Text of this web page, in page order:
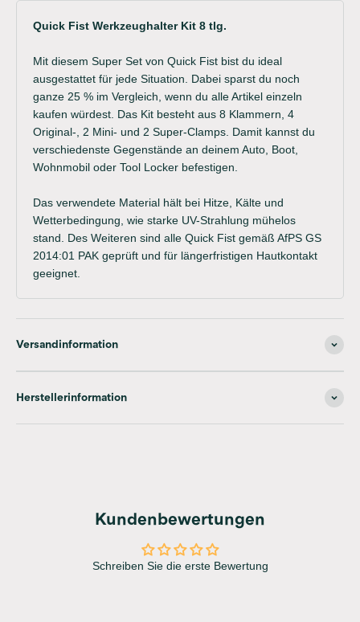
Quick Fist Werkzeughalter Kit 8 tlg.
Mit diesem Super Set von Quick Fist bist du ideal
ausgestattet für jede Situation. Dabei sparst du noch
ganze 25 % im Vergleich, wenn du alle Artikel einzeln
kaufen würdest. Das Kit besteht aus 8 Klammern, 4
Original-, 2 Mini- und 2 Super-Clamps. Damit kannst du
verschiedenste Gegenstände an deinem Auto, Boot,
Wohnmobil oder Tool Locker befestigen.
Das verwendete Material hält bei Hitze, Kälte und
Wetterbedingung, wie starke UV-Strahlung mühelos
stand. Des Weiteren sind alle Quick Fist gemäß AfPS GS
2014:01 PAK geprüft und für längerfristigen Hautkontakt
geeignet.
Versandinformation
Herstellerinformation
Kundenbewertungen
Schreiben Sie die erste Bewertung